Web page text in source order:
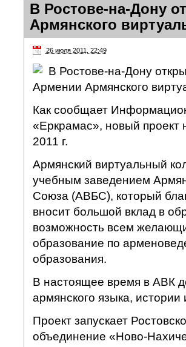
В Ростове-на-Дону
Армянского
26 июля 2011, 22:49
В Ростове-на-Дону
Армении Армянского
Как сообщает
«Еркрамас», новый проект
2011 г.
Армянский виртуальный
учебным заведением
Союза (АВБС), который
вносит большой вклад в
возможность всем
образование по
образования.
В настоящее время в АВК
армянского языка, истории
Проект запускает
объединение «Ново-